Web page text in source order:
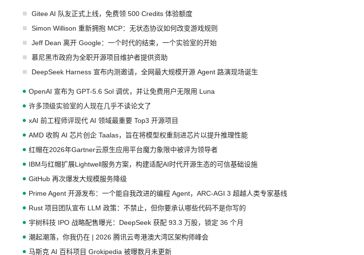
Gitee AI 队友正式上线，免费领 500 Credits 体验额度
Simon Willison 重新拥抱 MCP：无状态协议如何改变游戏规则
Jeff Dean 离开 Google：一个时代的结束，一个实验室的开始
慕尼黑市政府为全职开源项目维护者提供资助
DeepSeek Harness 宣布内测邀请，全网最大规模开源 Agent 路演现场诞生
OpenAI 宣布为 GPT-5.6 Sol 调优，并让免费用户无限用 Luna
许多顶级实验室的人现在几乎不读论文了
xAI 前工程师评现代 AI 领域最重要 Top3 开源项目
AMD 收购 AI 芯片创企 Taalas，旨在将模型权重刻进芯片以提升推理性能
红帽在2026年Gartner云原生应用平台魔力象限中被评为领导者
IBM与红帽扩展Lightwell服务方案，构建适配AI时代开源生态的可信基础设施
GitHub 再次爆发大规模服务降级
Prime Agent 开源发布：一个能自我改进的编程 Agent，ARC-AGI 3 超越人类专家基线
Rust 项目团队宣布 LLM 政策：不禁止，但你要承认哪些代码不是你写的
宇树科技 IPO 战略配售曝光：DeepSeek 获配 93.3 万股，锁定 36 个月
潮起潮落，你我仍在 | 2026 腾讯云粤港澳大湾区架构师峰会
马斯克 AI 百科项目 Grokipedia 被曝数月未更新